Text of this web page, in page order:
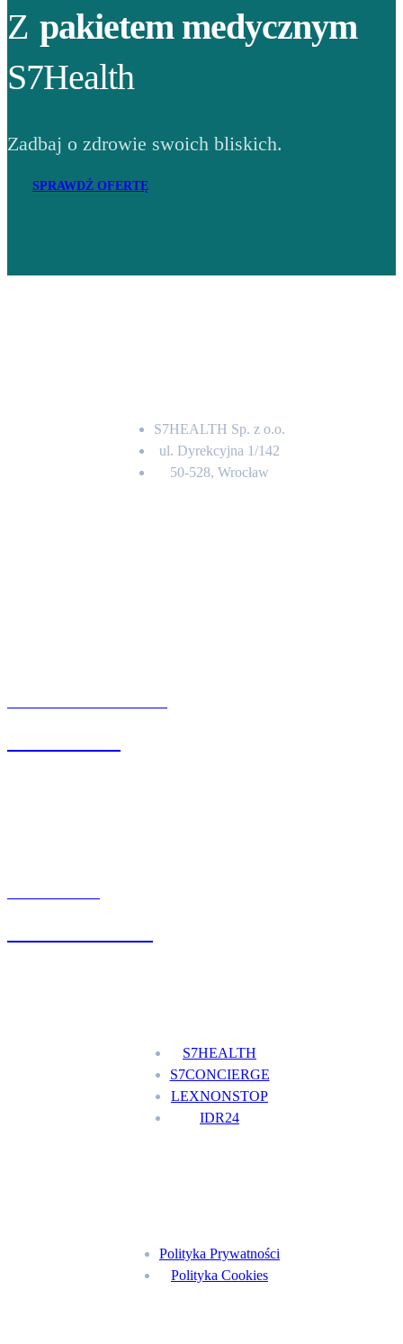
Z pakietem medycznym
S7Health
Zadbaj o zdrowie swoich bliskich.
SPRAWDŹ OFERTĘ
S7HEALTH Sp. z o.o.
ul. Dyrekcyjna 1/142
50-528, Wrocław
S7HEALTH
S7CONCIERGE
LEXNONSTOP
IDR24
Polityka Prywatności
Polityka Cookies